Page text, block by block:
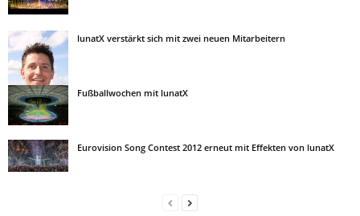
lunatX verstärkt sich mit zwei neuen Mitarbeitern
Fußballwochen mit lunatX
Eurovision Song Contest 2012 erneut mit Effekten von lunatX